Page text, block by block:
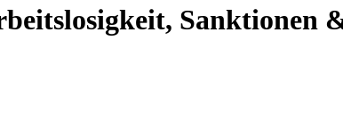
Sanktionen